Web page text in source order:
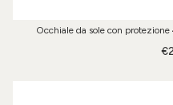
Occhiale da sole con